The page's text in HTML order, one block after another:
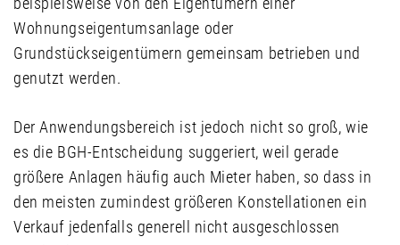
Wohnungseigentumsanlage oder
Grundstückseigentümern gemeinsam betrieben und
genutzt werden.
Der Anwendungsbereich ist jedoch nicht so groß, wie
es die BGH-Entscheidung suggeriert, weil gerade
größere Anlagen häufig auch Mieter haben, so dass in
den meisten zumindest größeren Konstellationen ein
Verkauf jedenfalls generell nicht ausgeschlossen